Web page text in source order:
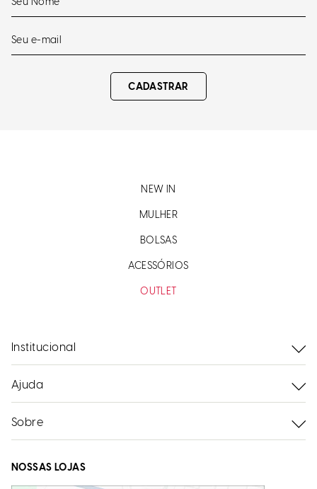
CADASTRAR
NEW IN
MULHER
BOLSAS
ACESSÓRIOS
OUTLET
Institucional
Ajuda
Sobre
NOSSAS LOJAS